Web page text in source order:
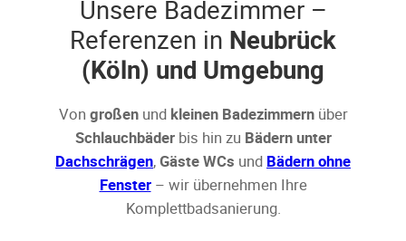
Unsere Badezimmer –
Referenzen in Neubrück
(Köln) und Umgebung
Von großenund kleinen Badezimmernüber
Schlauchbäderbis hin zu Bädern unter
Dachschrägen,Gäste WCs und Bädern ohne
Fenster– wir übernehmen Ihre
Komplettbadsanierung.